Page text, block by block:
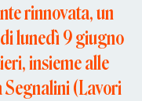
rinnovata, un
lunedì 9 giugno
insieme alle
Segnalini (Lavori